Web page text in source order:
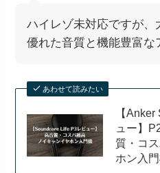
ハイレゾ未対応ですが
優れた音質と機能豊富な
あわせて読みたい
【
ュー】
質・コ
ホン入門